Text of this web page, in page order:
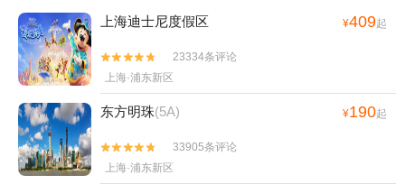
上海迪士尼度假区 ¥409起


23334条评论
上海·浦东新区
东方明珠(5A) ¥190起


33905条评论
上海·浦东新区